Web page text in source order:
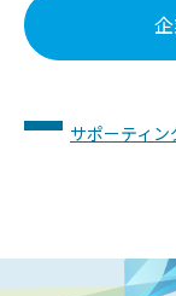
サポーティ